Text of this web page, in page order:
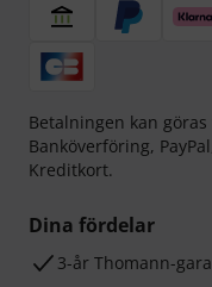
Betalningen kan
Banköverföring,
Kreditkort.
Dina fördelar
3-år Thomann-